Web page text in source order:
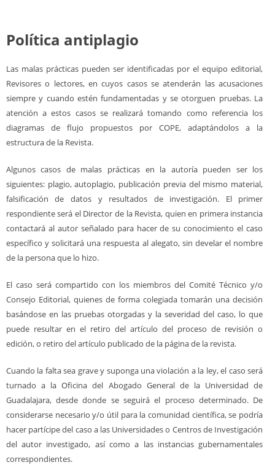
Política antiplagio
Las malas prácticas pueden ser identificadas por el equipo editorial,
Revisores o lectores, en cuyos casos se atenderán las acusaciones
siempre y cuando estén fundamentadas y se otorguen pruebas. La
atención a estos casos se realizará tomando como referencia los
diagramas de flujo propuestos por COPE, adaptándolos a la
estructura de la Revista.
Algunos casos de malas prácticas en la autoría pueden ser los
siguientes: plagio, autoplagio, publicación previa del mismo material,
falsificación de datos y resultados de investigación. El primer
respondiente será el Director de la Revista, quien en primera instancia
contactará al autor señalado para hacer de su conocimiento el caso
específico y solicitará una respuesta al alegato, sin develar el nombre
de la persona que lo hizo.
El caso será compartido con los miembros del Comité Técnico y/o
Consejo Editorial, quienes de forma colegiada tomarán una decisión
basándose en las pruebas otorgadas y la severidad del caso, lo que
puede resultar en el retiro del artículo del proceso de revisión o
edición, o retiro del artículo publicado de la página de la revista.
Cuando la falta sea grave y suponga una violación a la ley, el caso será
turnado a la Oficina del Abogado General de la Universidad de
Guadalajara, desde donde se seguirá el proceso determinado. De
considerarse necesario y/o útil para la comunidad científica, se podría
hacer partícipe del caso a las Universidades o Centros de Investigación
del autor investigado, así como a las instancias gubernamentales
correspondientes.